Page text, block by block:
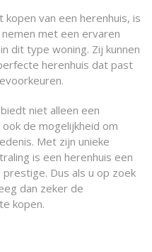
van een herenhuis, is
met een ervaren
dit type woning. Zij kunnen
herenhuis dat past
niet alleen een
de mogelijkheid om
Met zijn unieke
is een herenhuis een
Dus als u op zoek
dan zeker de
kopen.